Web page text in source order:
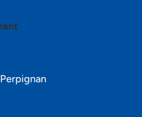
Perpignan